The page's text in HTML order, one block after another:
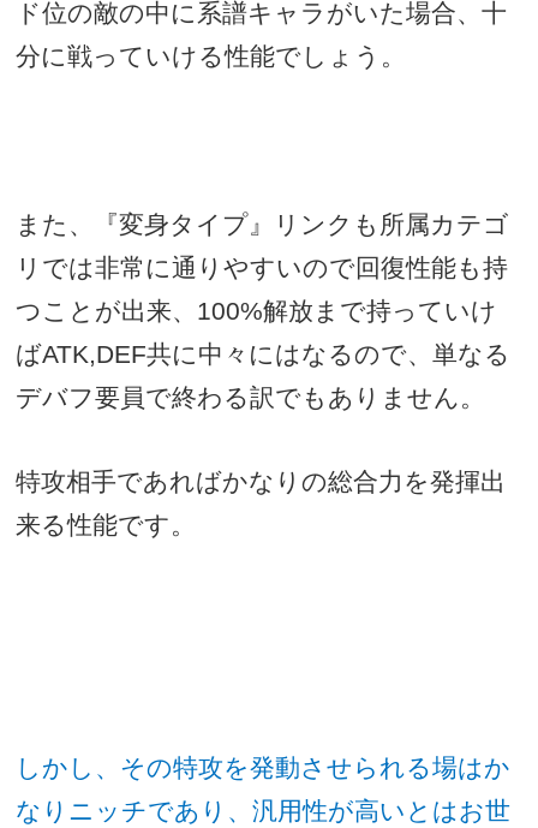
ド位の敵の中に系譜キャラがいた場合、十
分に戦っていける性能でしょう。
また、『変身タイプ』リンクも所属カテゴ
リでは非常に通りやすいので回復性能も持
つことが出来、 100%解放まで持っていけ
ばATK,DEF共に中々にはなるので、単なる
デバフ要員で終わる訳でもありません。
特攻相手であればかなりの総合力を発揮出
来る性能です。
しかし、その特攻を発動させられる場はか
なりニッチであり、汎用性が高いとはお世